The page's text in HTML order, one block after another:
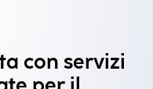
con servizi